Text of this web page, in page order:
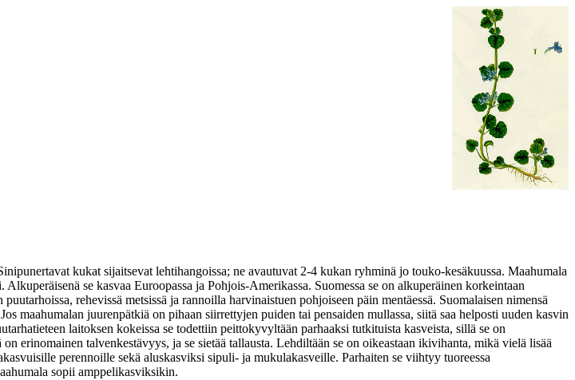
kukat sijaitsevat lehtihangoissa; ne avautuvat 2-4 kukan ryhminä jo touko-kesäkuussa. Maahumala
se kasvaa Euroopassa ja Pohjois-Amerikassa. Suomessa se on alkuperäinen korkeintaan
rehevissä metsissä ja rannoilla harvinaistuen pohjoiseen päin mentäessä. Suomalaisen nimensä
maahumalan juurenpätkiä on pihaan siirrettyjen puiden tai pensaiden mullassa, siitä saa helposti uuden kasvin
laitoksen kokeissa se todettiin peittokyvyltään parhaaksi tutkituista kasveista, sillä se on
erinomainen talvenkestävyys, ja se sietää tallausta. Lehdiltään se on oikeastaan ikivihanta, mikä vielä lisää
perennoille sekä aluskasviksi sipuli- ja mukulakasveille. Parhaiten se viihtyy tuoreessa
sopii amppelikasviksikin.